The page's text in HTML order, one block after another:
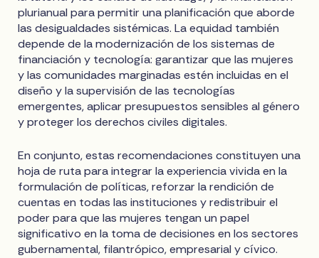
plurianual para permitir una planificación que aborde
las desigualdades sistémicas. La equidad también
depende de la modernización de los sistemas de
financiación y tecnología: garantizar que las mujeres
y las comunidades marginadas estén incluidas en el
diseño y la supervisión de las tecnologías
emergentes, aplicar presupuestos sensibles al género
y proteger los derechos civiles digitales.
En conjunto, estas recomendaciones constituyen una
hoja de ruta para integrar la experiencia vivida en la
formulación de políticas, reforzar la rendición de
cuentas en todas las instituciones y redistribuir el
poder para que las mujeres tengan un papel
significativo en la toma de decisiones en los sectores
gubernamental, filantrópico, empresarial y cívico.